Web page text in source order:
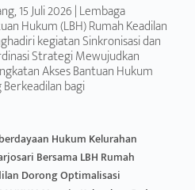
15 Juli 2026 | Lembaga
Hukum (LBH) Rumah Keadilan
kegiatan Sinkronisasi dan
Strategi Mewujudkan
Akses Bantuan Hukum
Berkeadilan bagi
Hukum Kelurahan
Bersama LBH Rumah
Dorong Optimalisasi